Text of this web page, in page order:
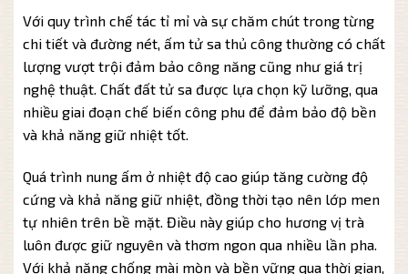
Với quy trình chế tác tỉ mỉ và sự chăm chút trong từng
chi tiết và đường nét, ấm tử sa thủ công thường có chất
lượng vượt trội đảm bảo công năng cũng như giá trị
nghệ thuật. Chất đất tử sa được lựa chọn kỹ lưỡng, qua
nhiều giai đoạn chế biến công phu để đảm bảo độ bền
và khả năng giữ nhiệt tốt.
Quá trình nung ấm ở nhiệt độ cao giúp tăng cường độ
cứng và khả năng giữ nhiệt, đồng thời tạo nên lớp men
tự nhiên trên bề mặt. Điều này giúp cho hương vị trà
luôn được giữ nguyên và thơm ngon qua nhiều lần pha.
Với khả năng chống mài mòn và bền vững qua thời gian,